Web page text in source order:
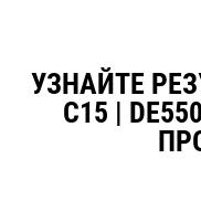
УЗНАЙТЕ
C15 |